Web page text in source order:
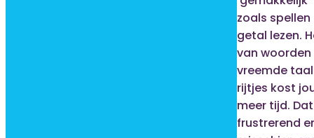
zoals spellen
getal lezen.
van woorden
vreemde
rijtjes kost
meer tijd.
frustrerend